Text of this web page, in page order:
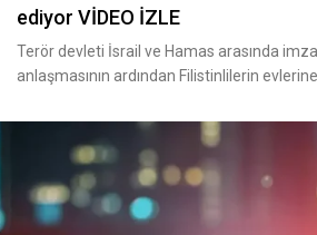
ediyor VİDEO İZLE
Terör devleti İsrail ve Hamas arasında
anlaşmasının ardından Filistinlilerin